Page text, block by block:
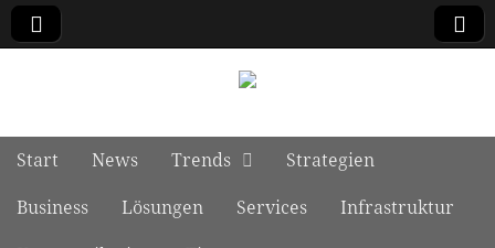
Main menu
Skip to content
Start News Trends
Strategien
Business
Lösungen Services
Infrastruktur